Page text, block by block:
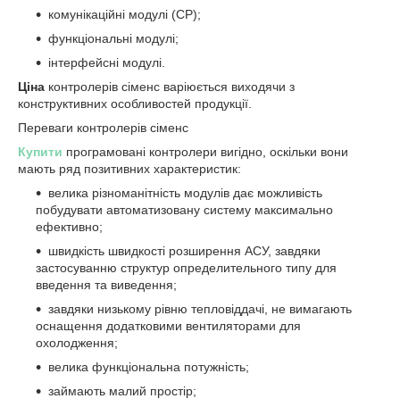
комунікаційні модулі (СР);
функціональні модулі;
інтерфейсні модулі.
Ціна контролерів сіменс варіюється виходячи з
конструктивних особливостей продукції.
Переваги контролерів сіменс
Купити програмовані контролери вигідно, оскільки вони
мають ряд позитивних характеристик:
велика різноманітність модулів дає можливість
побудувати автоматизовану систему максимально
ефективно;
швидкість швидкості розширення АСУ, завдяки
застосуванню структур определительного типу для
введення та виведення;
завдяки низькому рівню тепловіддачі, не вимагають
оснащення додатковими вентиляторами для
охолодження;
велика функціональна потужність;
займають малий простір;